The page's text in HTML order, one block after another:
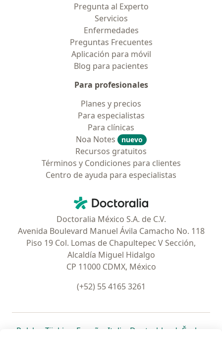
Pregunta al Experto
Servicios
Enfermedades
Preguntas Frecuentes
Aplicación para móvil
Blog para pacientes
Para profesionales
Planes y precios
Para especialistas
Para clínicas
Noa Notes
nuevo
Recursos gratuitos
Términos y Condiciones para clientes
Centro de ayuda para especialistas
Doctoralia - Página de inicio
Doctoralia México S.A. de C.V.
Avenida Boulevard Manuel Ávila Camacho No. 118
Piso 19 Col. Lomas de Chapultepec V Sección,
Alcaldía Miguel Hidalgo
CP 11000 CDMX, México
(+52) 55 4165 3261
Polska se abre en una nueva pestaña
Türkiye se abre en una nueva pestaña
España se abre en una nueva pestaña
Italia se abre en una nueva
Deutschlandse abre en
Česko